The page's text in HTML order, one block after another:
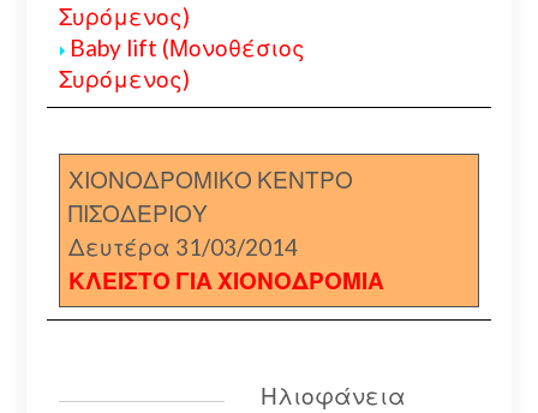
Συρόμενος)
Baby lift (Μονοθέσιος
Συρόμενος)
ΧΙΟΝΟΔΡΟΜΙΚΟ ΚΕΝΤΡΟ
ΠΙΣΟΔΕΡΙΟΥ
Δευτέρα 31/03/2014
ΚΛΕΙΣΤΟ ΓΙΑ ΧΙΟΝΟΔΡΟΜΙΑ
Ηλιοφάνεια